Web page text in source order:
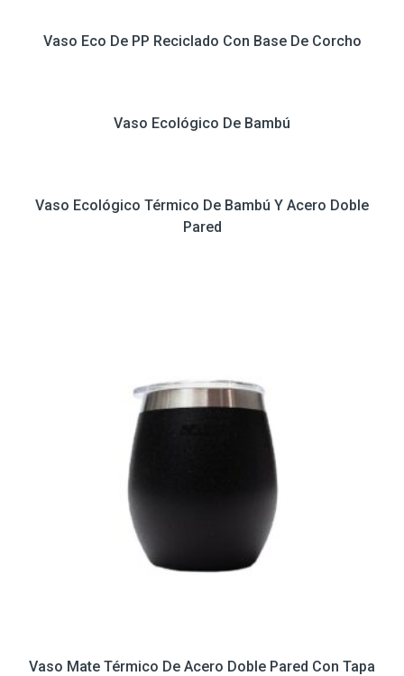
Vaso Eco De PP Reciclado Con Base De Corcho
Vaso Ecológico De Bambú
Vaso Ecológico Térmico De Bambú Y Acero Doble
Pared
Vaso Mate Térmico De Acero Doble Pared Con Tapa